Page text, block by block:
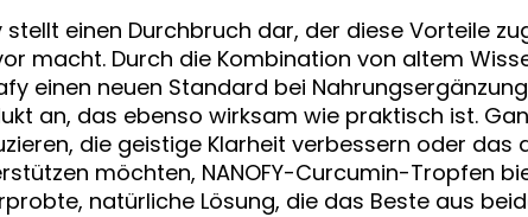
stellt einen Durchbruch dar, der diese Vorteile
macht. Durch die Kombination von altem
einen neuen Standard bei
an, das ebenso wirksam wie praktisch ist.
die geistige Klarheit verbessern oder das
möchten, NANOFY-Curcumin-Tropfen
natürliche Lösung, die das Beste aus